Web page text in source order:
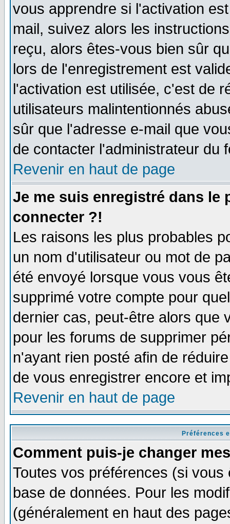
vous apprendre si l'activation
mail, suivez alors les
reçu, alors êtes-vous bien sûr
lors de l'enregistrement est
l'activation est utilisée, c'est de
utilisateurs malintentionnés
sûr que l'adresse e-mail que
de contacter l'administrateur du
Revenir en haut de page
Je me suis enregistré dans le
connecter ?!
Les raisons les plus probables
un nom d'utilisateur ou mot de
été envoyé lorsque vous vous
supprimé votre compte pour
dernier cas, peut-être alors que
pour les forums de supprimer
n'ayant rien posté afin de
de vous enregistrer encore et
Revenir en haut de page
Préférences
Comment puis-je changer
Toutes vos préférences (si
base de données. Pour les
(généralement en haut des